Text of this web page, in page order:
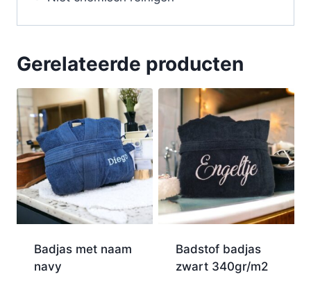
Gerelateerde producten
Badjas met naam
navy
Badstof badjas
zwart 340gr/m2